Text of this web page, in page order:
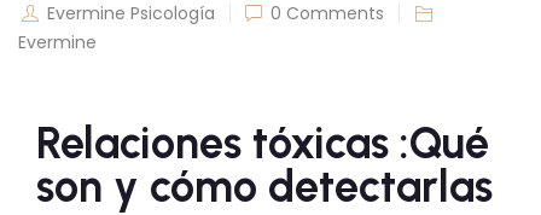
Evermine Psicología
0 Comments
Evermine
Relaciones tóxicas :Qué
son y cómo detectarlas